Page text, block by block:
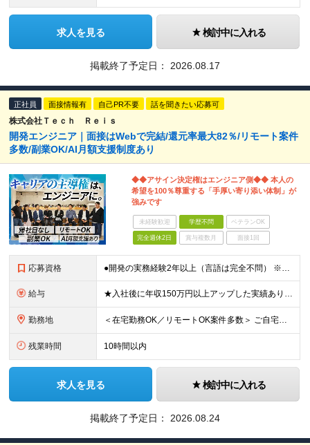
求人を見る 検討中に入れる
掲載終了予定日： 2026.08.17
正社員 面接情報有 自己PR不要 話を聞きたい応募可
株式会社Ｔｅｃｈ Ｒｅｉｓ
開発エンジニア｜面接はWebで完結/還元率最大82％/リモート案件
多数/副業OK/AI月額支援制度あり
◆◆アサイン決定権はエンジニア側◆◆ 本人の
希望を100％尊重する「手厚い寄り添い体制」が
強みです
未経験歓迎 学歴不問 ベテランOK
完全週休2日 賞与複数月 面接1回
応募資格 ●開発の実務経験2年以上（言語は完全不問） ※学歴不問 ★フリーランスから正社員への転向を検討中の方も大歓迎！ 案件の単価をはじめ、 参画期間や業務内容を事前に確認できる透明性の高い環境をご用意。
給与 ★入社後に年収150万円以上アップした実績あり ★還元率最大82％ ※交通費・会社負担分の社保も含む ※給与計算式はすべて社内で完全公開されています ■年俸：450万円〜1000万円（月1/12を支
勤務地 ＜在宅勤務OK／リモートOK案件多数＞ ご自宅、または東京都・神奈川県・千葉県・埼玉県周辺のプロジェクト先となります。 ＜本社住所＞ 東京都中央区銀座1丁目22番11号 銀座大竹ビジデンス2Ｆ
残業時間 10時間以内
求人を見る 検討中に入れる
掲載終了予定日： 2026.08.24